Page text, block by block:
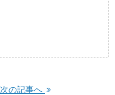
次の記事へ